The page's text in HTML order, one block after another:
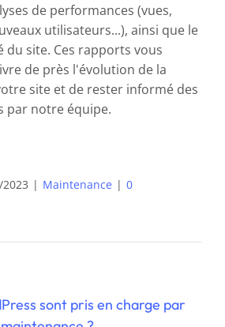
de performances (vues,
utilisateurs...), ainsi que le
du site. Ces rapports vous
de près l'évolution de la
site et de rester informé des
par notre équipe.
| Maintenance | 0
sont pris en charge par